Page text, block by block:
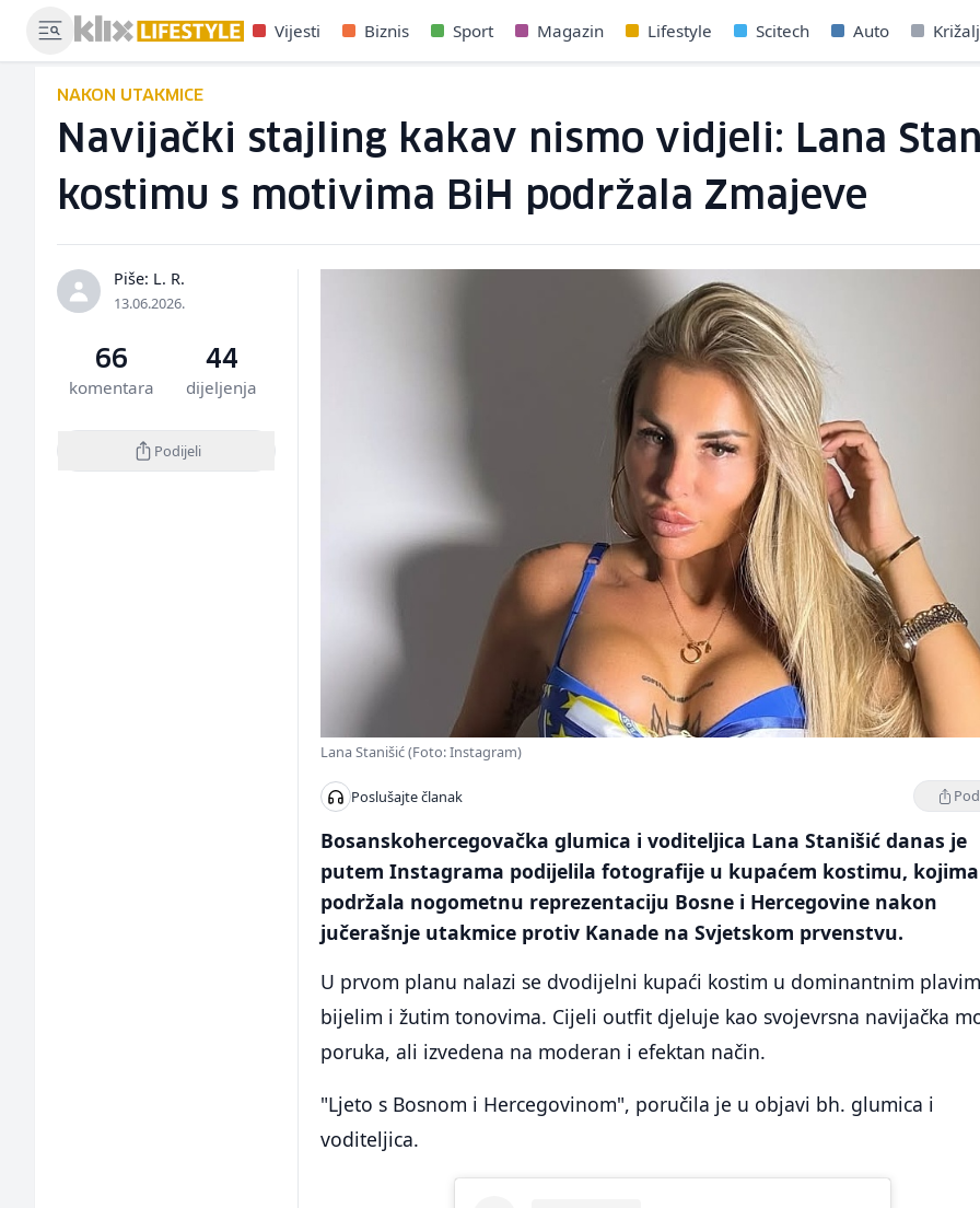
Vijesti Biznis Sport Magazin Lifestyle Scitech Auto
NAKON UTAKMICE
Navijački stajling kakav nismo vidjeli: Lana
kostimu s motivima BiH podržala Zmajeve
Piše: L. R.
13.06.2026.
66
komentara
44
dijeljenja
Podijeli
Lana Stanišić (Foto: Instagram)
Poslušajte članak
Bosanskohercegovačka glumica i voditeljica Lana Stanišić danas je
putem Instagrama podijelila fotografije u kupaćem kostimu,
podržala nogometnu reprezentaciju Bosne i Hercegovine nakon
jučerašnje utakmice protiv Kanade na Svjetskom prvenstvu.
U prvom planu nalazi se dvodijelni kupaći kostim u dominantnim
bijelim i žutim tonovima. Cijeli outfit djeluje kao svojevrsna navijačka
poruka, ali izvedena na moderan i efektan način.
"Ljeto s Bosnom i Hercegovinom", poručila je u objavi bh. glumica i
voditeljica.